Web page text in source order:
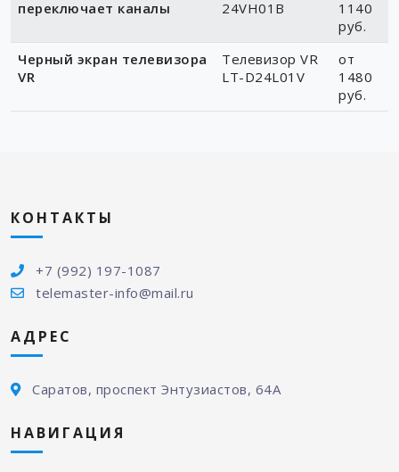
Телевизор VR сам
Телевизор VR
от
1140
руб.
Черный экран телевизора
Телевизор VR
от
1480
руб.
КОНТАКТЫ
+7 (992) 197-1087
АДРЕС
НАВИГАЦИЯ